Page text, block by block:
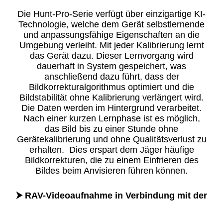
Die Hunt-Pro-Serie verfügt über einzigartige KI-
Technologie, welche dem Gerät selbstlernende
und anpassungsfähige Eigenschaften an die
Umgebung verleiht. Mit jeder Kalibrierung lernt
das Gerät dazu. Dieser Lernvorgang wird
dauerhaft in System gespeichert, was
anschließend dazu führt, dass der
Bildkorrekturalgorithmus optimiert und die
Bildstabilität ohne Kalibrierung verlängert wird.
Die Daten werden im Hintergrund verarbeitet.
Nach einer kurzen Lernphase ist es möglich,
das Bild bis zu einer Stunde ohne
Gerätekalibrierung und ohne Qualitätsverlust zu
erhalten. Dies erspart dem Jäger häufige
Bildkorrekturen, die zu einem Einfrieren des
Bildes beim Anvisieren führen können.
​⮞ RAV-Videoaufnahme in Verbindung mit der